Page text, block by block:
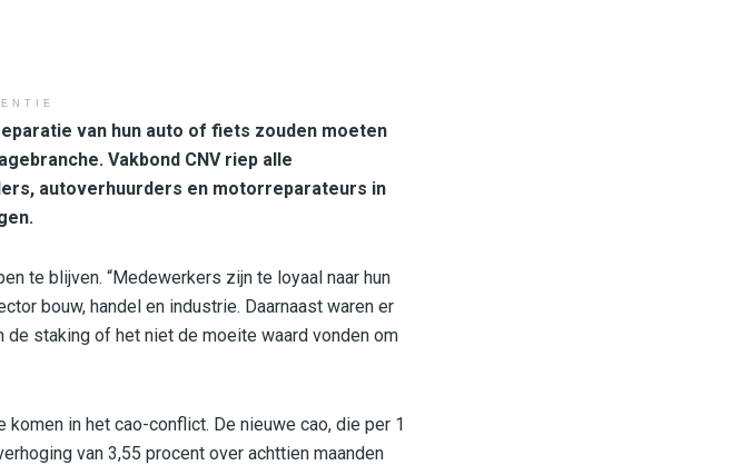
van hun auto of fiets zouden moeten
Vakbond CNV riep alle
autoverhuurders en motorreparateurs in
te blijven. “Medewerkers zijn te loyaal naar hun
bouw, handel en industrie. Daarnaast waren er
staking of het niet de moeite waard vonden om
in het cao-conflict. De nieuwe cao, die per 1
van 3,55 procent over achttien maanden